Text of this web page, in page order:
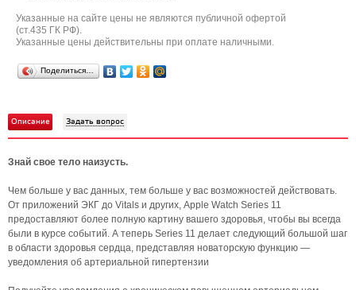
Указанные на сайте цены не являются публичной офертой
(ст.435 ГК РФ).
Указанные цены действительны при оплате наличными.
Поделиться…
Описание Задать вопрос
Знай свое тело наизусть.
Чем больше у вас данных, тем больше у вас возможностей действовать.
От приложений ЭКГ до Vitals и других, Apple Watch Series 11
предоставляют более полную картину вашего здоровья, чтобы вы всегда
были в курсе событий. А теперь Series 11 делает следующий большой шаг
в области здоровья сердца, представляя новаторскую функцию —
уведомления об артериальной гипертензии